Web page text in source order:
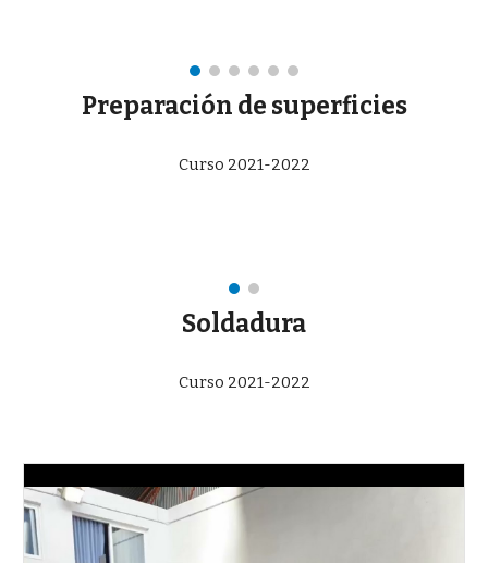
Preparación de superficies
Curso 2021-2022
Soldadura
Curso 2021-2022